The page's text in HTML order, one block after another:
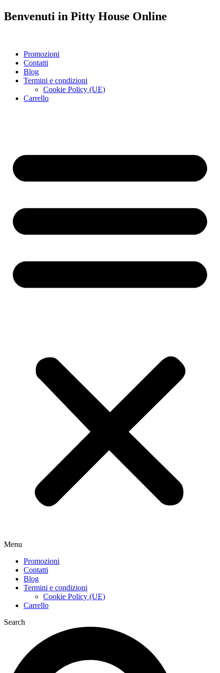
Benvenuti in Pitty House Online
Promozioni
Contatti
Blog
Termini e condizioni
Cookie Policy (UE)
Carrello
Menu
Promozioni
Contatti
Blog
Termini e condizioni
Cookie Policy (UE)
Carrello
Search